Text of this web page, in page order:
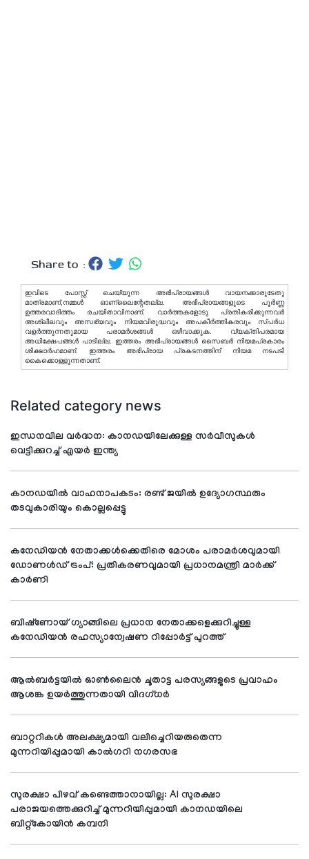
Share to :
ഇവിടെ പോസ്റ്റ് ചെയ്യുന്ന അഭിപ്രായങ്ങള്‍ വായനക്കാരുടേതു
മാത്രമാണ്,നമ്മൾ ഓണ്ലൈന്റേതല്ല. അഭിപ്രായങ്ങളുടെ പൂർണ്ണ
ഉത്തരവാദിത്തം രചയിതാവിനാണ്. വാര്‍ത്തകളോടു പ്രതികരിക്കുന്നവര്‍
അശ്ലീലവും അസഭ്യവും നിയമവിരുദ്ധവും അപകീര്‍ത്തികരവും സ്പര്‍ധ
വളര്‍ത്തുന്നതുമായ പരാമര്‍ശങ്ങള്‍ ഒഴിവാക്കുക. വ്യക്തിപരമായ
അധിക്ഷേപങ്ങള്‍ പാടില്ല. ഇത്തരം അഭിപ്രായങ്ങള്‍ സൈബര്‍ നിയമപ്രകാരം
ശിക്ഷാര്‍ഹമാണ്. ഇത്തരം അഭിപ്രായ പ്രകടനത്തിന് നിയമ നടപടി
കൈക്കൊള്ളുന്നതാണ്.
Related category news
ഇന്ധനവില വർദ്ധന: കാനഡയിലേക്കുള്ള സർവീസുകൾ
വെട്ടിക്കുറച്ച് എയർ ഇന്ത്യ
കാനഡയിൽ വാഹനാപകടം: രണ്ട് ജയിൽ ഉദ്യോഗസ്ഥരും
തടവുകാരിയും കൊല്ലപ്പെട്ടു
കനേഡിയൻ നേതാക്കൾക്കെതിരെ മോശം പരാമർശവുമായി
ഡോണൾഡ് ട്രംപ്: പ്രതികരണവുമായി പ്രധാനമന്ത്രി മാർക്ക്
കാർണി
ബിഷ്‌ണോയ് ഗ്യാങ്ങിലെ പ്രധാന നേതാക്കളെക്കുറിച്ചുള്ള
കനേഡിയൻ രഹസ്യാന്വേഷണ റിപ്പോർട്ട് പുറത്ത്
ആൽബർട്ടയിൽ ഓൺലൈൻ ചൂതാട്ട പരസ്യങ്ങളുടെ പ്രവാഹം
ആശങ്ക ഉയർത്തുന്നതായി വിദഗ്ധർ
ബാറ്ററികൾ അലക്ഷ്യമായി വലിച്ചെറിയരുതെന്ന
മുന്നറിയിപ്പുമായി കാൽഗറി നഗരസഭ
സുരക്ഷാ പിഴവ് കണ്ടെത്താനായില്ല: AI സുരക്ഷാ
പരാജയത്തെക്കുറിച്ച് മുന്നറിയിപ്പുമായി കാനഡയിലെ
ബിറ്റ്‌കോയിൻ കമ്പനി